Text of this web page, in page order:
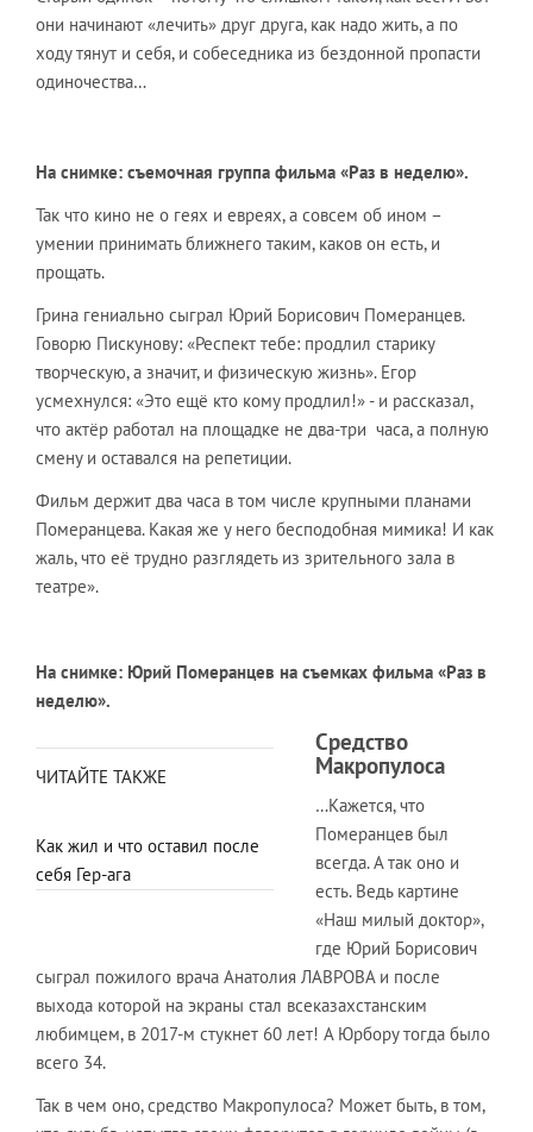
они начинают «лечить» друг друга, как надо жить, а по
ходу тянут и себя, и собеседника из бездонной пропасти
одиночества…
На снимке: съемочная группа фильма «Раз в неделю».
Так что кино не о геях и евреях, а совсем об ином –
умении принимать ближнего таким, каков он есть, и
прощать.
Грина гениально сыграл Юрий Борисович Померанцев.
Говорю Пискунову: «Респект тебе: продлил старику
творческую, а значит, и физическую жизнь». Егор
усмехнулся: «Это ещё кто кому продлил!» - и рассказал,
что актёр работал на площадке не два-три часа, а полную
смену и оставался на репетиции.
Фильм держит два часа в том числе крупными планами
Померанцева. Какая же у него бесподобная мимика! И как
жаль, что её трудно разглядеть из зрительного зала в
театре».
На снимке: Юрий Померанцев на съемках фильма «Раз в
неделю».
ЧИТАЙТЕ ТАКЖЕ
Как жил и что оставил после
себя Гер-ага
Средство
Макропулоса
…Кажется, что
Померанцев был
всегда. А так оно и
есть. Ведь картине
«Наш милый доктор»,
где Юрий Борисович
сыграл пожилого врача Анатолия ЛАВРОВА и после
выхода которой на экраны стал всеказахстанским
любимцем, в 2017-м стукнет 60 лет! А Юрбору тогда было
всего 34.
Так в чем оно, средство Макропулоса? Может быть, в том,